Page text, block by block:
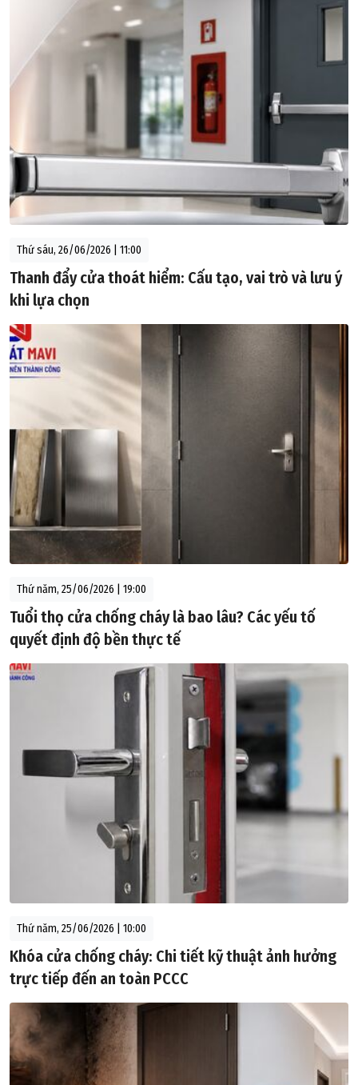
Thứ sáu, 26/06/2026 | 11:00
Thanh đẩy cửa thoát hiểm: Cấu tạo, vai trò và lưu ý
khi lựa chọn
Thứ năm, 25/06/2026 | 19:00
Tuổi thọ cửa chống cháy là bao lâu? Các yếu tố
quyết định độ bền thực tế
Thứ năm, 25/06/2026 | 10:00
Khóa cửa chống cháy: Chi tiết kỹ thuật ảnh hưởng
trực tiếp đến an toàn PCCC